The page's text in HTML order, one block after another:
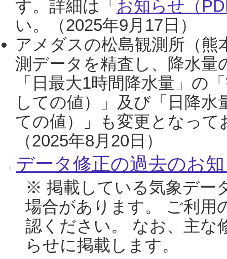
す。詳細は「 お知らせ（
い。（2025年9月17日）
アメダスの松島観測所（熊
測データを精査し、降水
「日最大1時間降水量」の
しての値）」及び「日降
ての値）」も変更となっ
（2025年8月20日）
データ修正の過去のお
※ 掲載している気象デー
場合があります。 ご利用
認ください。 なお、主な
らせに掲載します。